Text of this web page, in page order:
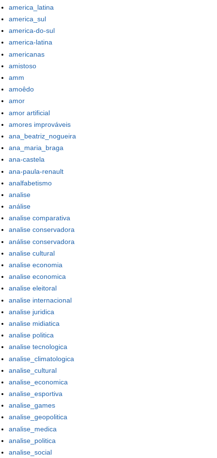
america_latina
america_sul
america-do-sul
america-latina
americanas
amistoso
amm
amoêdo
amor
amor artificial
amores improváveis
ana_beatriz_nogueira
ana_maria_braga
ana-castela
ana-paula-renault
analfabetismo
analise
análise
analise comparativa
analise conservadora
análise conservadora
analise cultural
analise economia
analise economica
analise eleitoral
analise internacional
analise juridica
analise midiatica
analise politica
analise tecnologica
analise_climatologica
analise_cultural
analise_economica
analise_esportiva
analise_games
analise_geopolitica
analise_medica
analise_politica
analise_social